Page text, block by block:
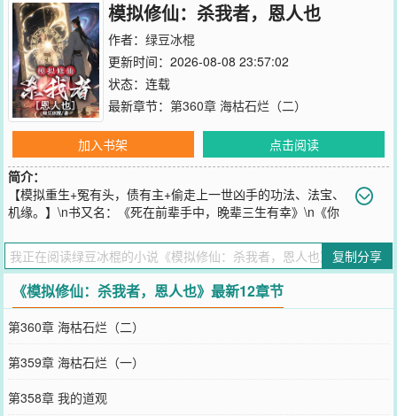
模拟修仙：杀我者，恩人也
作者： 绿豆冰棍
更新时间：2026-08-08 23:57:02
状态：连载
最新章节： 第360章 海枯石烂（二）
加入书架
点击阅读
简介：
【模拟重生+冤有头，债有主+偷走上一世凶手的功法、法宝、
机缘。】\n书又名：《死在前辈手中，晚辈三生有幸》\n《你
是长生不死，另一个是重活一世。”\n王易问：“有没有什么办法，能让
两个贪念一起满足？”\n仙人说：“有的，有的。”\n仙人让他照照镜
子，里面什么都有。
您要是觉得《模拟修仙：杀我者，恩人也》还不错的话请不要忘记向
您QQ群和微博微信里的朋友推荐哦！
复制分享
《模拟修仙：杀我者，恩人也》最新12章节
第360章 海枯石烂（二）
第359章 海枯石烂（一）
第358章 我的道观